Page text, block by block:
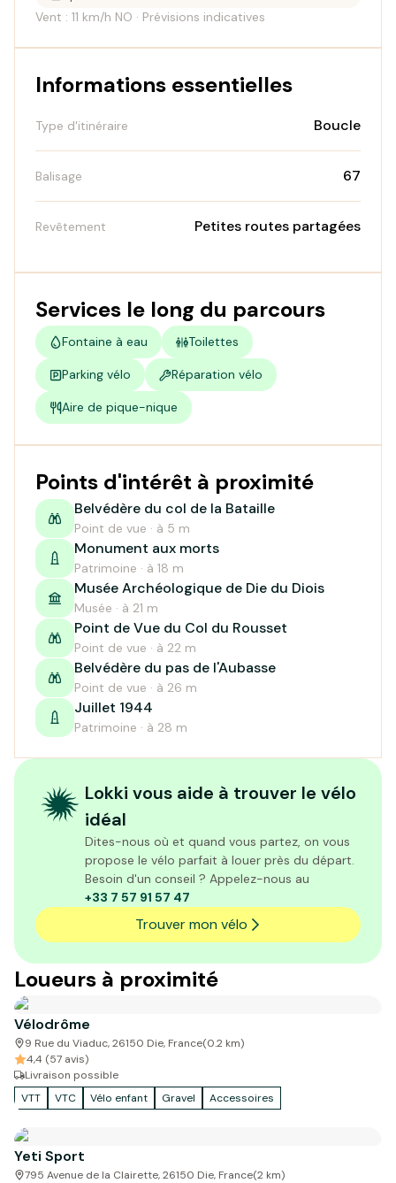
Vent : 11 km/h NO · Prévisions indicatives
Informations essentielles
Type d'itinéraire Boucle
Balisage 67
Revêtement Petites routes partagées
Services le long du parcours
Fontaine à eau Toilettes
Parking vélo Réparation vélo
Aire de pique-nique
Points d'intérêt à proximité
Belvédère du col de la Bataille
Point de vue · à 5 m
Monument aux morts
Patrimoine · à 18 m
Musée Archéologique de Die du Diois
Musée · à 21 m
Point de Vue du Col du Rousset
Point de vue · à 22 m
Belvédère du pas de l'Aubasse
Point de vue · à 26 m
Juillet 1944
Patrimoine · à 28 m
Lokki vous aide à trouver le vélo
idéal
Dites-nous où et quand vous partez, on vous
propose le vélo parfait à louer près du départ.
Besoin d'un conseil ? Appelez-nous au
+33 7 57 91 57 47
Trouver mon vélo
Loueurs à proximité
Vélodrôme
9 Rue du Viaduc, 26150 Die, France(0.2 km)
4,4 (57 avis)
Livraison possible
VTT
VTC Vélo enfant Gravel Accessoires
Yeti Sport
795 Avenue de la Clairette, 26150 Die, France(2 km)